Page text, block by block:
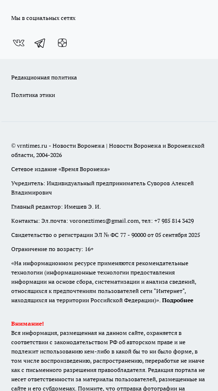
Мы в социальных сетях
Редакционная политика
Политика этики
© vrntimes.ru - Новости Воронежа | Новости Воронежа и Воронежской
области, 2004-2026
Сетевое издание «Время Воронежа»
Учредитель: Индивидуальный предприниматель Суворов Алексей
Владимирович
Главный редактор: Имешев Э. И.
Контакты: Эл.почта: voroneztimes@gmail.com, тел: +7 985 814 3429
Свидетельство о регистрации ЭЛ № ФС 77 - 90000 от 05 сентября 2025
Ограничение по возрасту: 16+
«На информационном ресурсе применяются рекомендательные
технологии (информационные технологии предоставления
информации на основе сбора, систематизации и анализа сведений,
относящихся к предпочтениям пользователей сети "Интернет",
находящихся на территории Российской Федерации)». Подробнее
Внимание!
Вся информация, размещенная на данном сайте, охраняется в
соответствии с законодательством РФ об авторском праве и не
подлежит использованию кем-либо в какой бы то ни было форме, в
том числе воспроизведению, распространению, переработке не иначе
как с письменного разрешения правообладателя. Редакция портала не
несет ответственности за материалы пользователей, размещенные на
сайте и его субдоменах. Помните, что отправка фотографии на